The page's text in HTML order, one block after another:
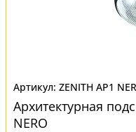
ZENITH AP1
Архитектурная
NERO